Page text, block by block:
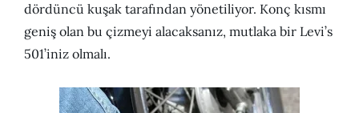
dördüncü kuşak tarafından yönetiliyor. Konç kısmı
geniş olan bu çizmeyi alacaksanız, mutlaka bir Levi’s
501’iniz olmalı.